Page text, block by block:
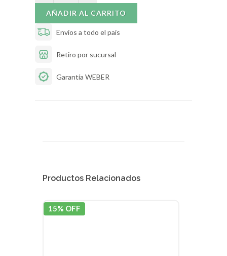
AÑADIR AL CARRITO
Envíos a todo el país
Retiro por sucursal
Garantía WEBER
Productos Relacionados
15% OFF